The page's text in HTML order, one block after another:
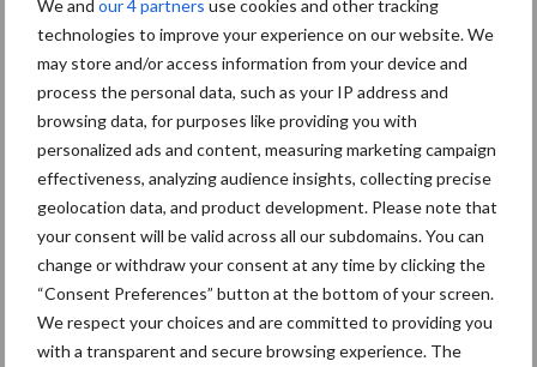
We and our 4 partners use cookies and other tracking
technologies to improve your experience on our website. We
may store and/or access information from your device and
process the personal data, such as your IP address and
browsing data, for purposes like providing you with
personalized ads and content, measuring marketing campaign
effectiveness, analyzing audience insights, collecting precise
geolocation data, and product development. Please note that
your consent will be valid across all our subdomains. You can
change or withdraw your consent at any time by clicking the
“Consent Preferences” button at the bottom of your screen.
We respect your choices and are committed to providing you
with a transparent and secure browsing experience. The
Diergezondheid Bemesting Fokkerij
Mastitis Hittestress
Toon meer